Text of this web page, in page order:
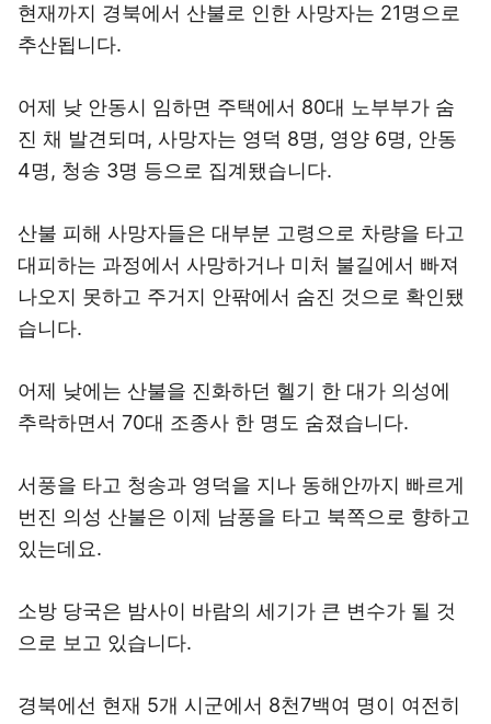
현재까지 경북에서 산불로 인한 사망자는 21명으로
추산됩니다.
어제 낮 안동시 임하면 주택에서 80대 노부부가 숨
진 채 발견되며, 사망자는 영덕 8명, 영양 6명, 안동
4명, 청송 3명 등으로 집계됐습니다.
산불 피해 사망자들은 대부분 고령으로 차량을 타고
대피하는 과정에서 사망하거나 미처 불길에서 빠져
나오지 못하고 주거지 안팎에서 숨진 것으로 확인됐
습니다.
어제 낮에는 산불을 진화하던 헬기 한 대가 의성에
추락하면서 70대 조종사 한 명도 숨졌습니다.
서풍을 타고 청송과 영덕을 지나 동해안까지 빠르게
번진 의성 산불은 이제 남풍을 타고 북쪽으로 향하고
있는데요.
소방 당국은 밤사이 바람의 세기가 큰 변수가 될 것
으로 보고 있습니다.
경북에선 현재 5개 시군에서 8천7백여 명이 여전히